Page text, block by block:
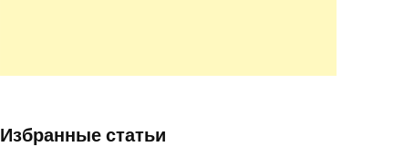
Избранные статьи